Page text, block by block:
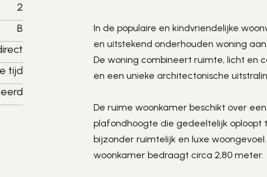
2
B
tijd
In de populaire en kindvriendelijke
en uitstekend onderhouden woning
De woning combineert ruimte, licht
en een unieke architectonische
De ruime woonkamer beschikt over
plafondhoogte die gedeeltelijk
bijzonder ruimtelijk en luxe
woonkamer bedraagt circa 2,80 meter.